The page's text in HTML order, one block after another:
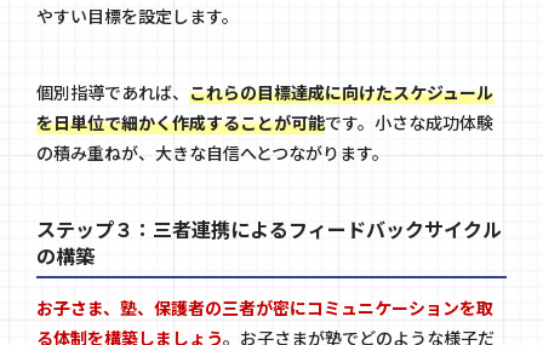
やすい目標を設定します。
個別指導であれば、 これらの目標達成に向けたスケジュール
を日単位で細かく作成することが可能です。小さな成功体験
の積み重ねが、大きな自信へとつながります。
ステップ３：三者連携によるフィードバックサイクル
の構築
お子さま、塾、保護者の三者が密にコミュニケーションを取
る体制を構築しましょう。お子さまが塾でどのような様子だ